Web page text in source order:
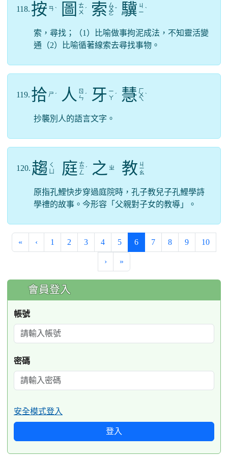
118. 按 ㄢ ˋ 圖
ㄊ
ㄨ ˊ 索 ㄙ
ㄨ
ㄛ
ˇ 驥 ㄐ
ㄧ ˋ
索，尋找；（1）比喻做事拘泥成法，不知靈活變
通（2）比喻循著線索去尋找事物。
119. 拾 ㄕ ˊ 人 ㄖ
ㄣ ˊ 牙 ㄧ
ㄚ ˊ 慧 ㄏ
ㄨ
ㄟ
ˋ
抄襲別人的語言文字。
120. 趨 ㄑ
庭 ㄊ
ㄧ
ㄥ
ˊ 之 ㄓ 教 ㄐ
ㄧ
ㄠ
原指孔鯉快步穿過庭院時，孔子教兒子孔鯉學詩
學禮的故事。今形容「父親對子女的教導」。
« ‹ 1 2 3 4 5 6(current)
7 8 9 10
› »
:::
會員登入
帳號
密碼
安全模式登入
登入